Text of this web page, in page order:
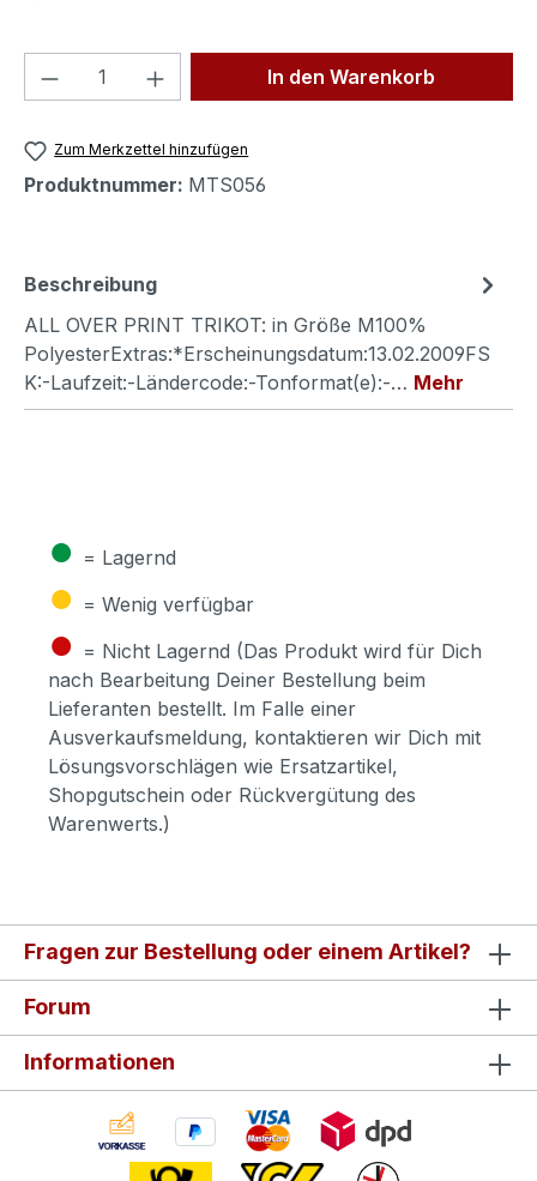
Produkt Anzahl: Gib denIn den Warenkorb
Zum Merkzettel hinzufügen
Produktnummer: MTS056
Beschreibung
ALL OVER PRINT TRIKOT: in Größe M100%
PolyesterExtras:*Erscheinungsdatum:13.02.2009FS
K:-Laufzeit:-Ländercode:-Tonformat(e):-… Mehr
● = Lagernd
● = Wenig verfügbar
● = Nicht Lagernd (Das Produkt wird für Dich
nach Bearbeitung Deiner Bestellung beim
Lieferanten bestellt. Im Falle einer
Ausverkaufsmeldung, kontaktieren wir Dich mit
Lösungsvorschlägen wie Ersatzartikel,
Shopgutschein oder Rückvergütung des
Warenwerts.)
Fragen zur Bestellung oder einem Artikel?
Forum
Informationen